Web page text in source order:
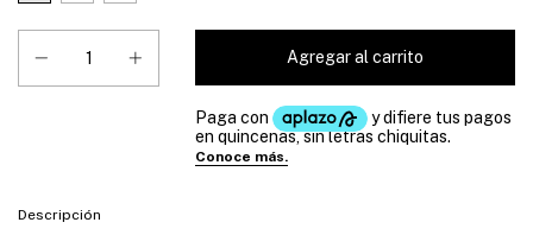
Descripción